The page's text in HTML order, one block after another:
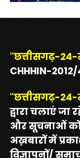
"छत्तीसगढ़-
CHHHIN-2012/
"छत्तीसगढ़-
द्वारा चलाएं
और सूचनाओं को
अख़बारों में
विज्ञापनों/